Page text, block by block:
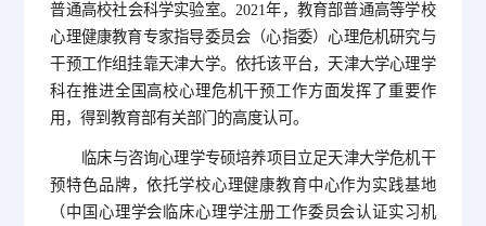
普通高校社会科学实验室。2021年，教育部普通高等学校
心理健康教育专家指导委员会（心指委）心理危机研究与
干预工作组挂靠天津大学。依托该平台，天津大学心理学
科在推进全国高校心理危机干预工作方面发挥了重要作
用，得到教育部有关部门的高度认可。
临床与咨询心理学专硕培养项目立足天津大学危机干
预特色品牌，依托学校心理健康教育中心作为实践基地
（中国心理学会临床心理学注册工作委员会认证实习机